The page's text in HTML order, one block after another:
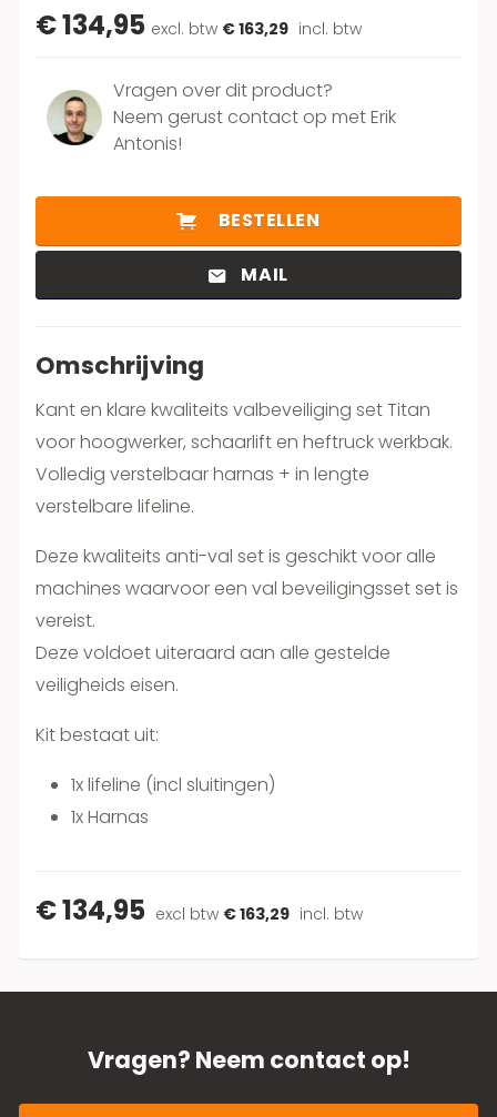
€ 134,95 excl. btw € 163,29 incl. btw
Vragen over dit product?
Neem gerust contact op met Erik
Antonis!
BESTELLEN
MAIL
Omschrijving
Kant en klare kwaliteits valbeveiliging set Titan
voor hoogwerker, schaarlift en heftruck werkbak.
Volledig verstelbaar harnas + in lengte
verstelbare lifeline.
Deze kwaliteits anti-val set is geschikt voor alle
machines waarvoor een val beveiligingsset set is
vereist.
Deze voldoet uiteraard aan alle gestelde
veiligheids eisen.
Kit bestaat uit:
1x lifeline (incl sluitingen)
1x Harnas
€ 134,95 excl btw € 163,29 incl. btw
Vragen? Neem contact op!